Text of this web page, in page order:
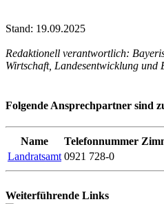
Stand: 19.09.2025
Redaktionell verantwortlich:
Wirtschaft, Landesentwicklung und
Folgende Ansprechpartner sind
Name Telefonnummer
Landratsamt 0921 728-0
Weiterführende Links